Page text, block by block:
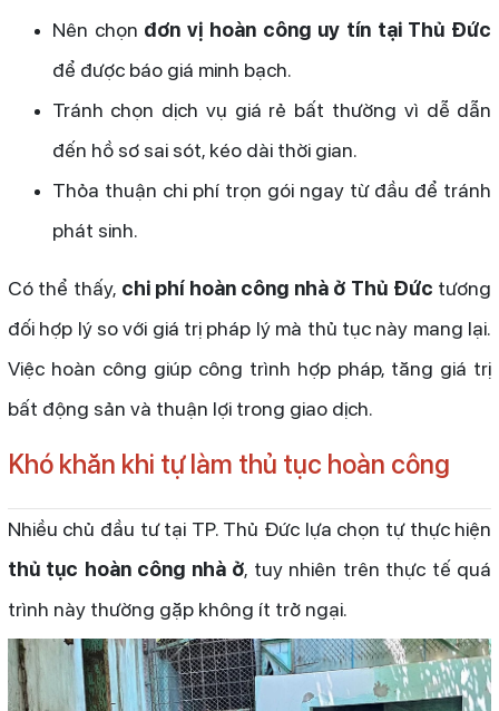
Nên chọn đơn vị hoàn công uy tín tại Thủ Đức
để được báo giá minh bạch.
Tránh chọn dịch vụ giá rẻ bất thường vì dễ dẫn
đến hồ sơ sai sót, kéo dài thời gian.
Thỏa thuận chi phí trọn gói ngay từ đầu để tránh
phát sinh.
Có thể thấy, chi phí hoàn công nhà ở Thủ Đức tương
đối hợp lý so với giá trị pháp lý mà thủ tục này mang lại.
Việc hoàn công giúp công trình hợp pháp, tăng giá trị
bất động sản và thuận lợi trong giao dịch.
Khó khăn khi tự làm thủ tục hoàn công
Nhiều chủ đầu tư tại TP. Thủ Đức lựa chọn tự thực hiện
thủ tục hoàn công nhà ở, tuy nhiên trên thực tế quá
trình này thường gặp không ít trở ngại.